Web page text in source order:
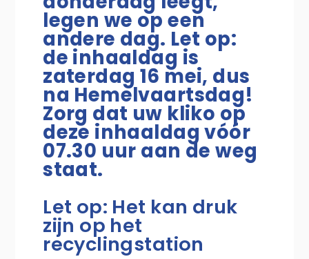
legen we op een
andere dag. Let op:
de inhaaldag is
zaterdag 16 mei, dus
na Hemelvaartsdag!
Zorg dat uw kliko op
deze inhaaldag vóór
07.30 uur aan de weg
staat.
Let op: Het kan druk
zijn op het
recyclingstation